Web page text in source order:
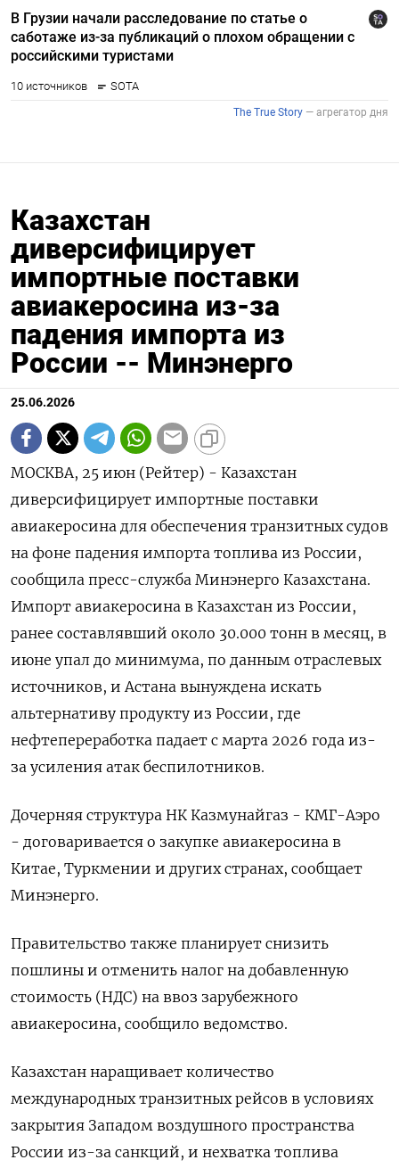
Казахстан
диверсифицирует
импортные поставки
авиакеросина из-за
падения импорта из
России -- Минэнерго
25.06.2026
МОСКВА, 25 июн (Рейтер) - Казахстан
диверсифицирует импортные поставки
авиакеросина для обеспечения транзитных судов
на фоне падения импорта топлива из России,
сообщила пресс-служба Минэнерго Казахстана.
Импорт авиакеросина в Казахстан из России,
ранее составлявший около 30.000 тонн в месяц, в
июне упал до минимума, ‌по данным отраслевых
источников, и Астана вынуждена искать
альтернативу продукту из России, где
нефтепереработка падает с марта 2026 года из-
за усиления атак беспилотников.
Дочерняя структура НК Казмунайгаз - КМГ-Аэро
- договаривается о закупке авиакеросина в
Китае, Туркмении и других странах, сообщает
Минэнерго.
Правительство также ​планирует снизить
пошлины и отменить налог ​на добавленную
стоимость (НДС) на ввоз зарубежного
авиакеросина, ​сообщило ведомство.
Казахстан ⁠наращивает количество
международных транзитных рейсов в условиях
закрытия Западом воздушного пространства
России из-за санкций, ‌и нехватка топлива